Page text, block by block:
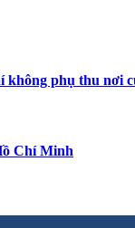
không phụ thu nơi
Chí Minh